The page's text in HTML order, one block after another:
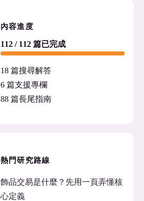
內容進度
112 / 112 篇已完成
18 篇搜尋解答
6 篇支援專欄
88 篇長尾指南
熱門研究路線
飾品交易是什麼？先用一頁弄懂核
心定義